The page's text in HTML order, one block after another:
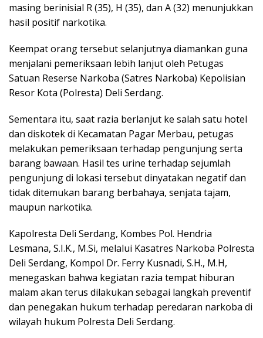
masing berinisial R (35), H (35), dan A (32) menunjukkan
hasil positif narkotika.
Keempat orang tersebut selanjutnya diamankan guna
menjalani pemeriksaan lebih lanjut oleh Petugas
Satuan Reserse Narkoba (Satres Narkoba) Kepolisian
Resor Kota (Polresta) Deli Serdang.
Sementara itu, saat razia berlanjut ke salah satu hotel
dan diskotek di Kecamatan Pagar Merbau, petugas
melakukan pemeriksaan terhadap pengunjung serta
barang bawaan. Hasil tes urine terhadap sejumlah
pengunjung di lokasi tersebut dinyatakan negatif dan
tidak ditemukan barang berbahaya, senjata tajam,
maupun narkotika.
Kapolresta Deli Serdang, Kombes Pol. Hendria
Lesmana, S.I.K., M.Si, melalui Kasatres Narkoba Polresta
Deli Serdang, Kompol Dr. Ferry Kusnadi, S.H., M.H,
menegaskan bahwa kegiatan razia tempat hiburan
malam akan terus dilakukan sebagai langkah preventif
dan penegakan hukum terhadap peredaran narkoba di
wilayah hukum Polresta Deli Serdang.